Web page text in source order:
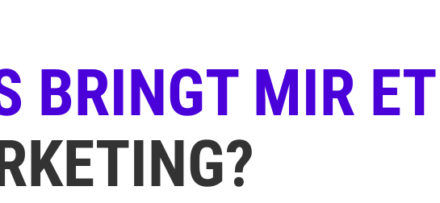
BRINGT MIR